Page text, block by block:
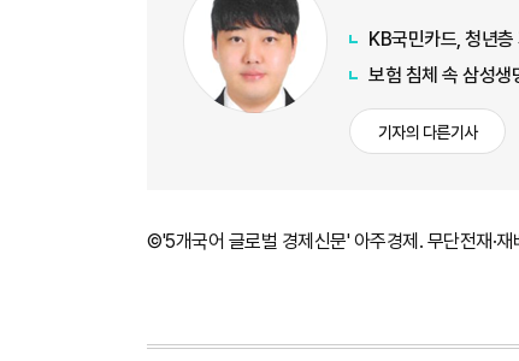
KB국민카드, 청년
보험 침체 속 삼성
기자의 다른기사
©'5개국어 글로벌 경제신문' 아주경제. 무단전재·재